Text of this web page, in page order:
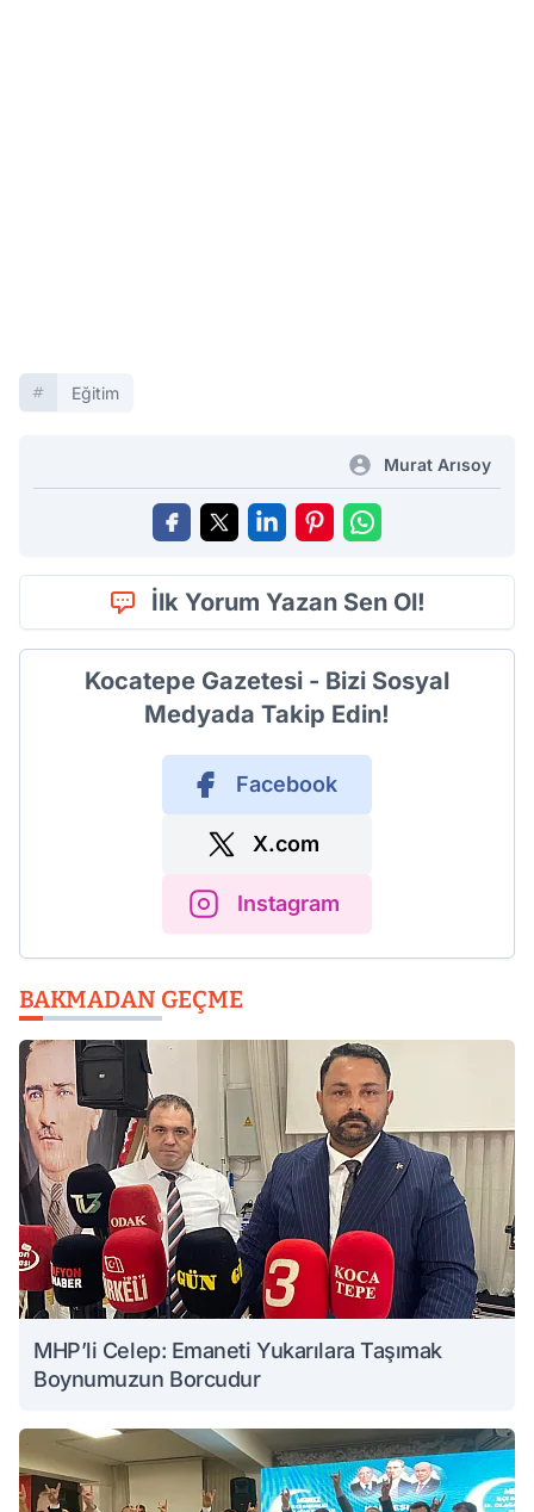
Eğitim
Murat Arısoy
İlk Yorum Yazan Sen Ol!
Kocatepe Gazetesi - Bizi Sosyal
Medyada Takip Edin!
Facebook
X.com
Instagram
BAKMADAN GEÇME
MHP’li Celep: Emaneti Yukarılara Taşımak
Boynumuzun Borcudur